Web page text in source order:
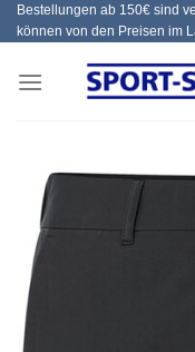
Zum
Inhalt
Bestellungen ab 150€ sind
können von den Preisen im